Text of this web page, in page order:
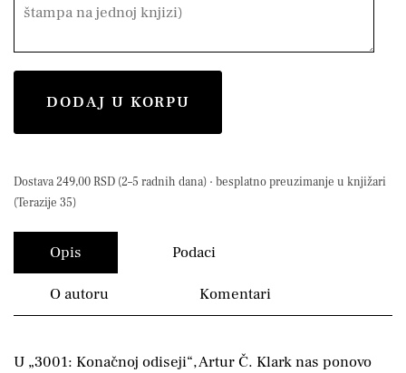
DODAJ U KORPU
Dostava 249,00 RSD (2–5 radnih dana) · besplatno preuzimanje u knjižari
(Terazije 35)
Opis Podaci
O autoru Komentari
U „3001: Konačnoj odiseji“, Artur Č. Klark nas ponovo